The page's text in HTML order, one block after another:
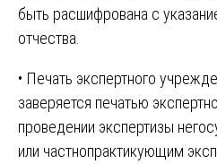
быть расшифрована с
отчества.
• Печать экспертного
заверяется печатью
проведении экспертизы
или частнопрактикующим